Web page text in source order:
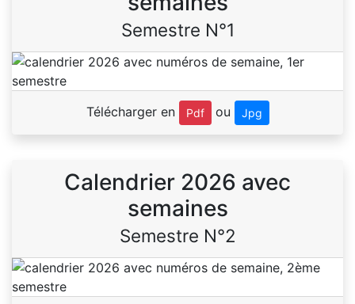
Semestre N°1
Télécharger en Pdf ou Jpg
Calendrier 2026 avec
semaines
Semestre N°2